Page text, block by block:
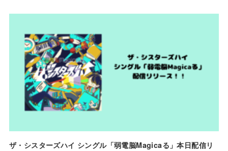
ザ・シスターズハイ シングル「弱電脳Magicaる」本日配信リ